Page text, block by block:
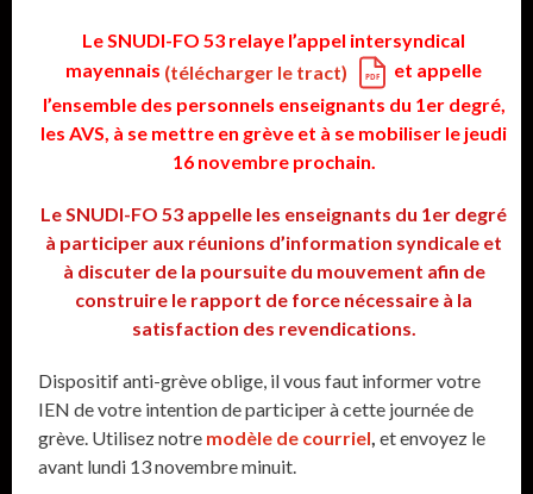
Le SNUDI-FO 53 relaye l’appel intersyndical
mayennais (télécharger le tract)
et appelle
l’ensemble des personnels enseignants du 1er degré,
les AVS, à se mettre en grève et à se mobiliser le jeudi
16 novembre prochain.
Le SNUDI-FO 53 appelle les enseignants du 1er degré
à participer aux réunions d’information syndicale et
à discuter de la poursuite du mouvement afin de
construire le rapport de force nécessaire à la
satisfaction des revendications.
Dispositif anti-grève oblige, il vous faut informer votre
IEN de votre intention de participer à cette journée de
grève. Utilisez notre modèle de courriel, et envoyez le
avant lundi 13 novembre minuit.